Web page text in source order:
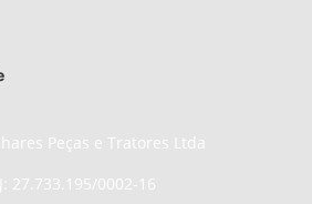
Peças e Tratores Ltda
27.733.195/0002-16